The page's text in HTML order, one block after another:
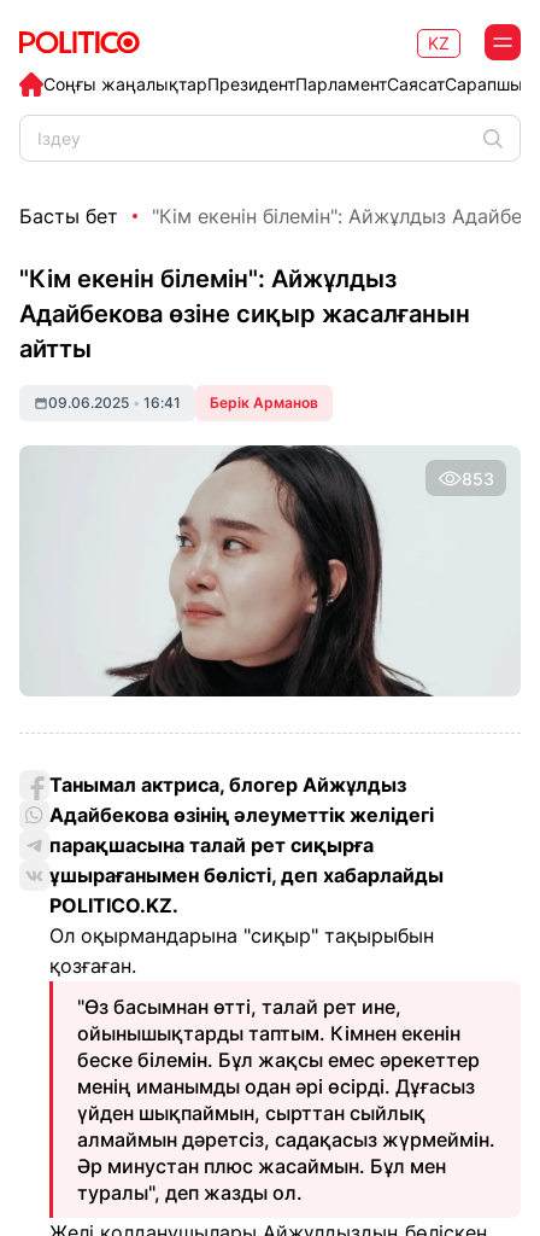
Соңғы жаңалықтарПрезидентПарламентСаясат
KZ
Басты бет "Кім екенін білемін": Айжұлдыз
"Кім екенін білемін": Айжұлдыз
Адайбекова өзіне сиқыр жасалғанын
айтты
09.06.2025 • 16:41 Берік Арманов
853
Танымал актриса, блогер Айжұлдыз
Адайбекова өзінің әлеуметтік желідегі
парақшасына талай рет сиқырға
ұшырағанымен бөлісті, деп хабарлайды
POLITICO.KZ.
Ол оқырмандарына "сиқыр" тақырыбын
қозғаған.
"Өз басымнан өтті, талай рет ине,
ойынышықтарды таптым. Кімнен екенін
беске білемін. Бұл жақсы емес әрекеттер
менің иманымды одан әрі өсірді. Дұғасыз
үйден шықпаймын, сырттан сыйлық
алмаймын дәретсіз, садақасыз жүрмеймін.
Әр минустан плюс жасаймын. Бұл мен
туралы", деп жазды ол.